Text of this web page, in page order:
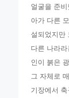
얼굴을 준
아가 다른
설되었지만
다른 나라
인이 붉은
그 자체로
기장에서